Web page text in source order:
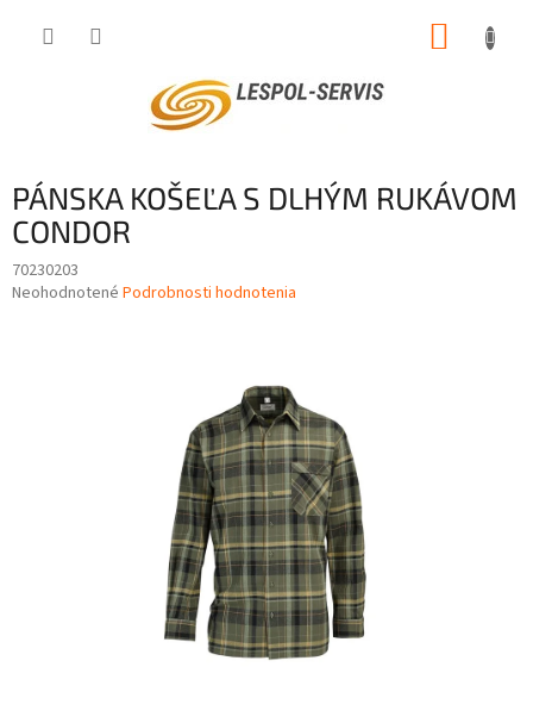
PÁNSKA KOŠEĽA S DLHÝM RUKÁVOM
CONDOR
70230203
Priemerné
Neohodnotené Podrobnosti hodnotenia